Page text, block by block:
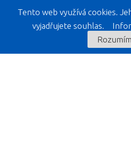
KELIWOOD EXPOZICE
Tento web využívá cookies.
vyjadřujete souhlas.
Rozumím